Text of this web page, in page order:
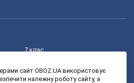
7 клас
9 клас
сайт OBOZ.UA використовує
належну роботу сайту, а